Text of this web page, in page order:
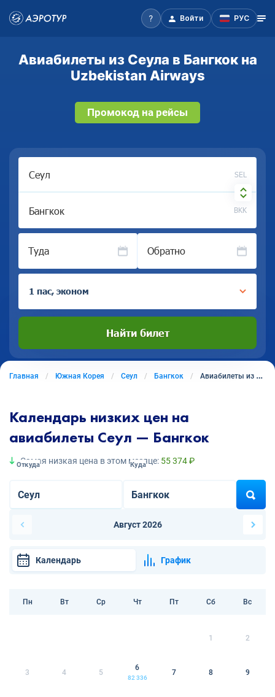
Войти РУС
Авиабилеты из Сеула в Бангкок на
Uzbekistan Airways
Промокод на рейсы
SEL
BKK
Туда Обратно
1 пас, эконом
Найти билет
Главная Южная Корея Сеул Бангкок Авиабилеты из Сеула в Бангкок
Календарь низких цен на
авиабилеты Сеул — Бангкок
Самая низкая цена в этом месяце: 55 374 ₽
Откуда Куда
Август 2026
Календарь График
Пн Вт Ср Чт Пт Сб Вс
1 2
3 4 5
6
82 336
7 8 9